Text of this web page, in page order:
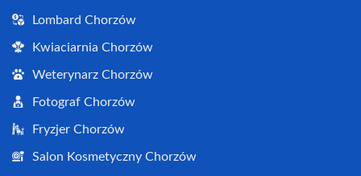
Lombard Chorzów
Kwiaciarnia Chorzów
Weterynarz Chorzów
Fotograf Chorzów
Fryzjer Chorzów
Salon Kosmetyczny Chorzów